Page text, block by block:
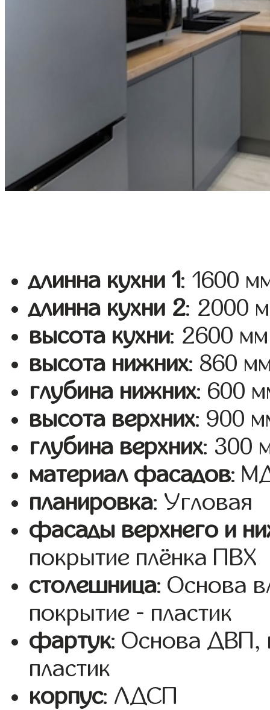
длинна кухни 1: 1600
длинна кухни 2: 2000
высота кухни: 2600 мм
высота нижних: 860
глубина нижних: 600
высота верхних: 900
глубина верхних: 300
материал фасадов:
планировка: Угловая
фасады верхнего и
покрытие плёнка ПВХ
столешница: Основа
покрытие - пластик
фартук: Основа ДВП,
пластик
корпус: ЛДСП